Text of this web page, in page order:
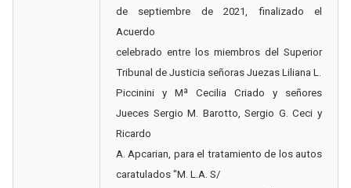
de septiembre de 2021, finalizado el
Acuerdo
celebrado entre los miembros del Superior
Tribunal de Justicia señoras Juezas Liliana L.
Piccinini y Mª Cecilia Criado y señores
Jueces Sergio M. Barotto, Sergio G. Ceci y
Ricardo
A. Apcarian, para el tratamiento de los autos
caratulados "M. L.A. S/